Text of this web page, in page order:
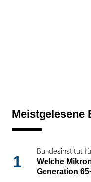
Meistgelesene
1
Bundesinstitut
Welche
Generation